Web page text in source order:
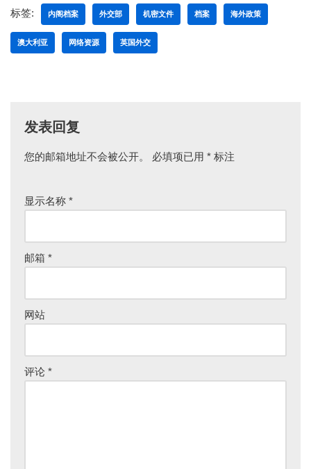
标签: 内阁档案 外交部 机密文件 档案 海外政策
澳大利亚 网络资源 英国外交
发表回复
您的邮箱地址不会被公开。 必填项已用 * 标注
显示名称 *
邮箱 *
网站
评论 *